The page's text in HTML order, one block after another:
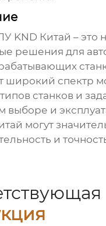
KND Китай – это
решения для
широкий спектр
станков и
выборе и
могут
и